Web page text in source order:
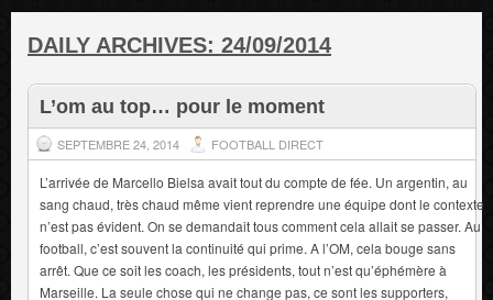
DAILY ARCHIVES: 24/09/2014
L’om au top… pour le moment
SEPTEMBRE 24, 2014 FOOTBALL DIRECT
L’arrivée de Marcello Bielsa avait tout du compte de fée. Un argentin, au
sang chaud, très chaud même vient reprendre une équipe dont le contexte
n’est pas évident. On se demandait tous comment cela allait se passer. Au
football, c’est souvent la continuité qui prime. A l’OM, cela bouge sans
arrêt. Que ce soit les coach, les présidents, tout n’est qu’éphémère à
Marseille. La seule chose qui ne change pas, ce sont les supporters,